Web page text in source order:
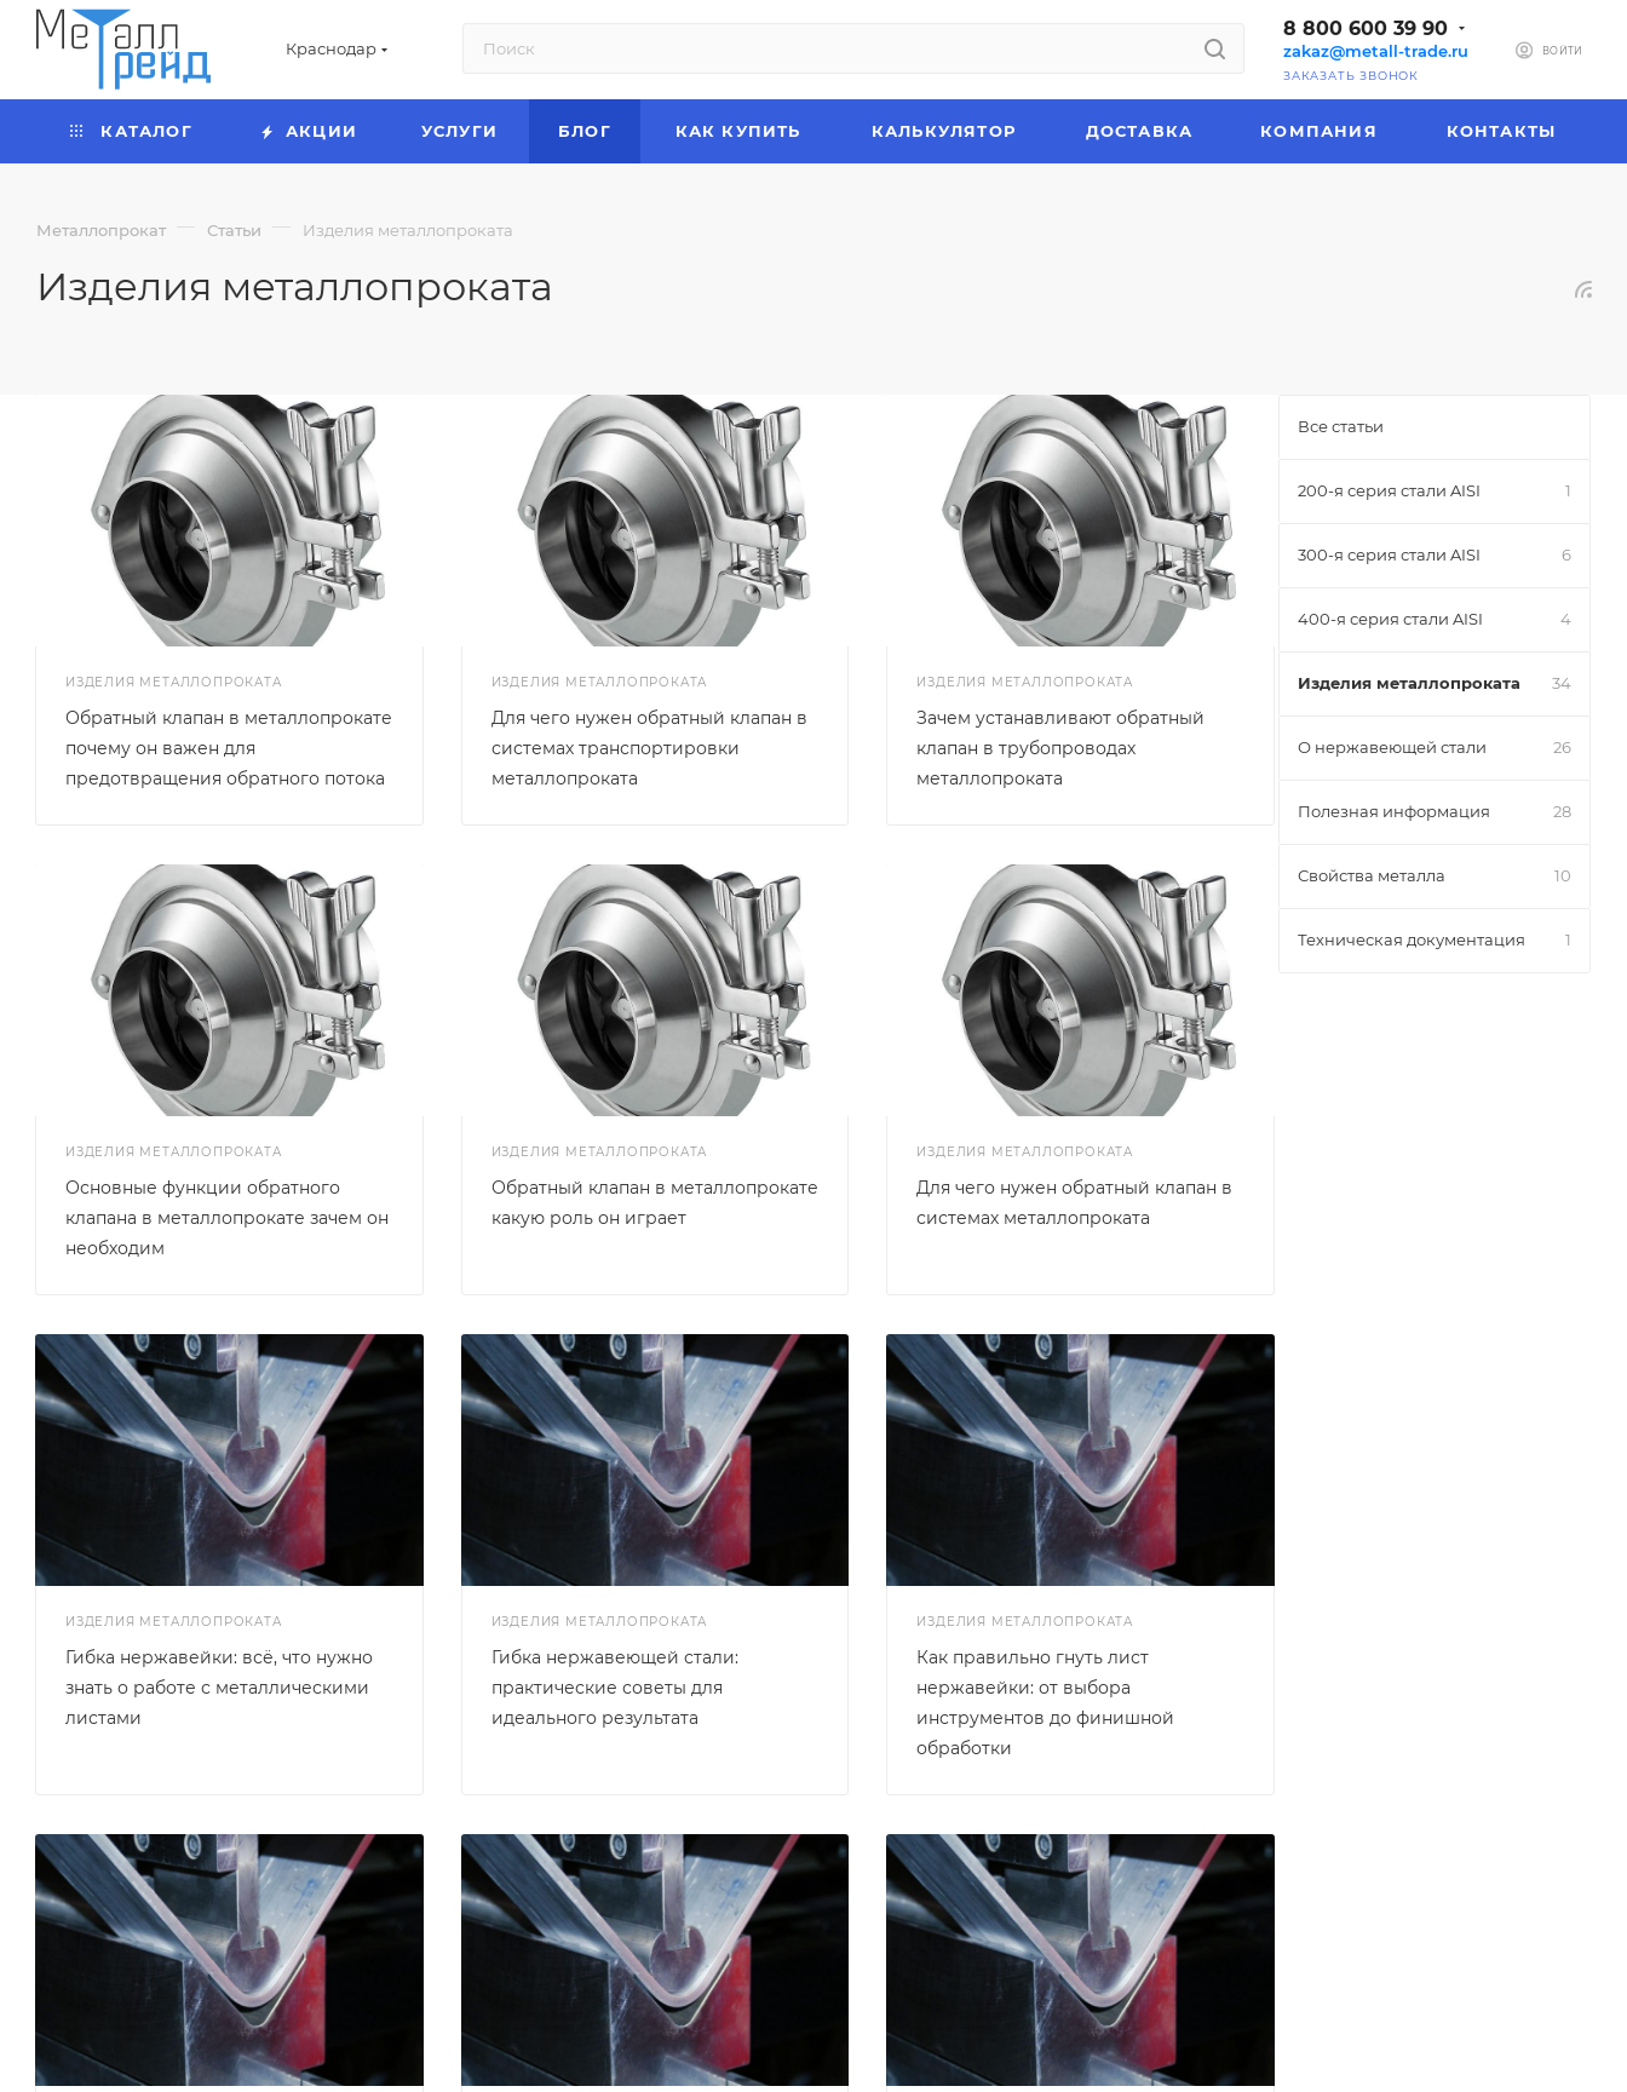
Краснодар
8 800 600 39 90
zakaz@metall-trade.ru
ЗАКАЗАТЬ ЗВОНОК
ВОЙТИ
КАТАЛОГ АКЦИИ УСЛУГИ БЛОГ КАК КУПИТЬ КАЛЬКУЛЯТОР ДОСТАВКА КОМПАНИЯ КОНТАКТЫ
Металлопрокат — Статьи — Изделия металлопроката
Изделия металлопроката
ИЗДЕЛИЯ МЕТАЛЛОПРОКАТА
Обратный клапан в металлопрокате
почему он важен для
предотвращения обратного потока
ИЗДЕЛИЯ МЕТАЛЛОПРОКАТА
Для чего нужен обратный клапан в
системах транспортировки
металлопроката
ИЗДЕЛИЯ МЕТАЛЛОПРОКАТА
Зачем устанавливают обратный
клапан в трубопроводах
металлопроката
ИЗДЕЛИЯ МЕТАЛЛОПРОКАТА
Основные функции обратного
клапана в металлопрокате зачем он
необходим
ИЗДЕЛИЯ МЕТАЛЛОПРОКАТА
Обратный клапан в металлопрокате
какую роль он играет
ИЗДЕЛИЯ МЕТАЛЛОПРОКАТА
Для чего нужен обратный клапан в
системах металлопроката
ИЗДЕЛИЯ МЕТАЛЛОПРОКАТА
Гибка нержавейки: всё, что нужно
знать о работе с металлическими
листами
ИЗДЕЛИЯ МЕТАЛЛОПРОКАТА
Гибка нержавеющей стали:
практические советы для
идеального результата
ИЗДЕЛИЯ МЕТАЛЛОПРОКАТА
Как правильно гнуть лист
нержавейки: от выбора
инструментов до финишной
обработки
Все статьи
200-я серия стали AISI 1
300-я серия стали AISI 6
400-я серия стали AISI 4
Изделия металлопроката 34
О нержавеющей стали 26
Полезная информация 28
Свойства металла 10
Техническая документация 1